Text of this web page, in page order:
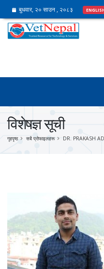
बुधवार, २० साउन , २०८३
विशेषज्ञ सूची
गृहपृष्ठ सबै प्रोफाइलहरू DR. PRAKASH